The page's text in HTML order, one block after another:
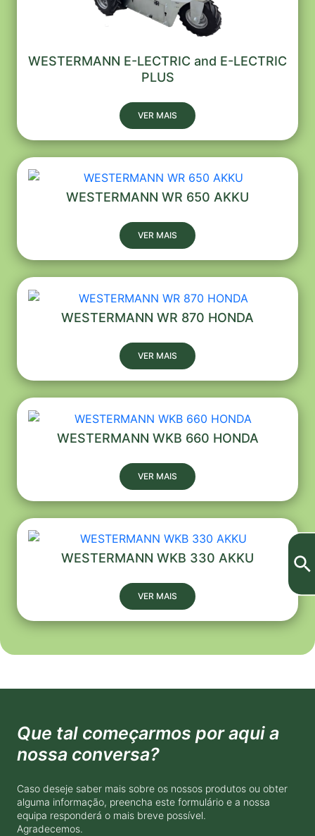
WESTERMANN E-LECTRIC and E-LECTRIC
PLUS
VER MAIS
WESTERMANN WR 650 AKKU
VER MAIS
WESTERMANN WR 870 HONDA
VER MAIS
WESTERMANN WKB 660 HONDA
VER MAIS
WESTERMANN WKB 330 AKKU
VER MAIS
Que tal começarmos por aqui a
nossa conversa?
Caso deseje saber mais sobre os nossos produtos ou obter
alguma informação, preencha este formulário e a nossa
equipa responderá o mais breve possível.
Agradecemos.